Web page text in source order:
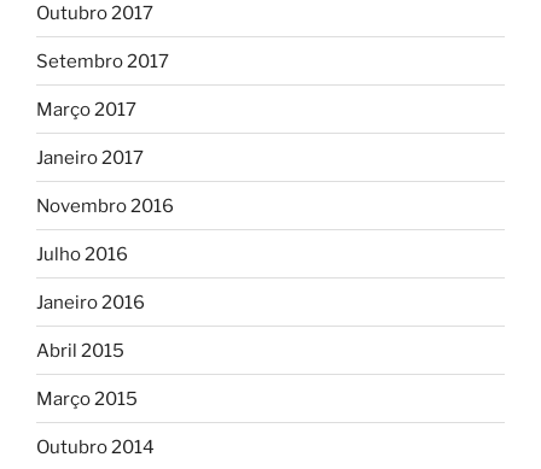
Outubro 2017
Setembro 2017
Março 2017
Janeiro 2017
Novembro 2016
Julho 2016
Janeiro 2016
Abril 2015
Março 2015
Outubro 2014